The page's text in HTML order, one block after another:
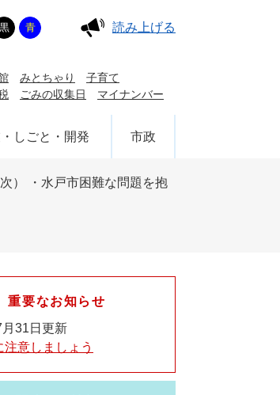
黒 青 読み上げる
みとちゃり
子育て
ごみの収集日 マイナンバー
しごと・開発 市政
） ・水戸市困難な問題を抱
重要なお知らせ
31日更新
注意しましょう